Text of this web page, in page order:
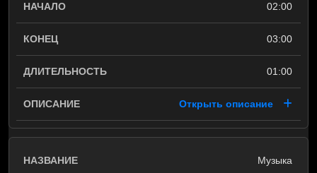
02:00
03:00
01:00
Открыть описание
Музыка